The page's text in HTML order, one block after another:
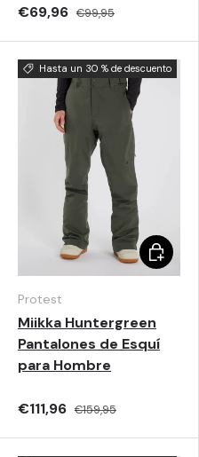
€69,96 €99,95
Hasta un 30 % de descuento
Protest
Miikka Huntergreen
Pantalones de Esquí
para Hombre
€111,96 €159,95
Elegir